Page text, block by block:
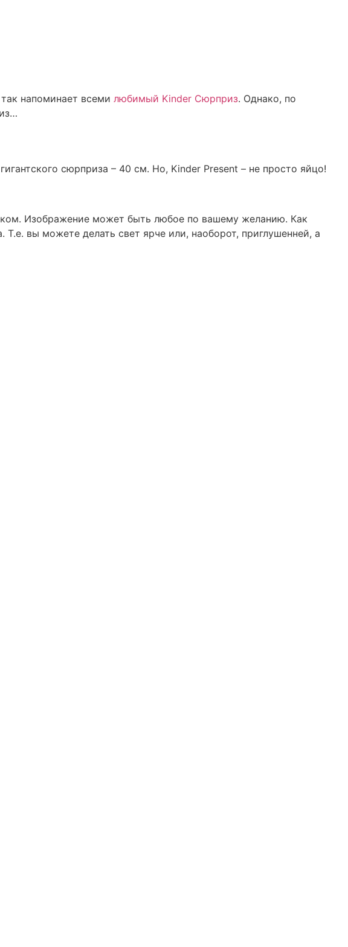
напоминает всеми любимый Kinder Сюрприз. Однако, по
сюрприза – 40 см. Но, Kinder Present – не просто яйцо!
Изображение может быть любое по вашему желанию. Как
Т.е. вы можете делать свет ярче или, наоборот, приглушенней, а